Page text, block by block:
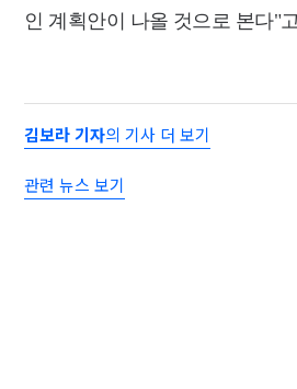
인 계획안이 나올 것으로 본다"
김보라 기자의 기사 더 보기
관련 뉴스 보기